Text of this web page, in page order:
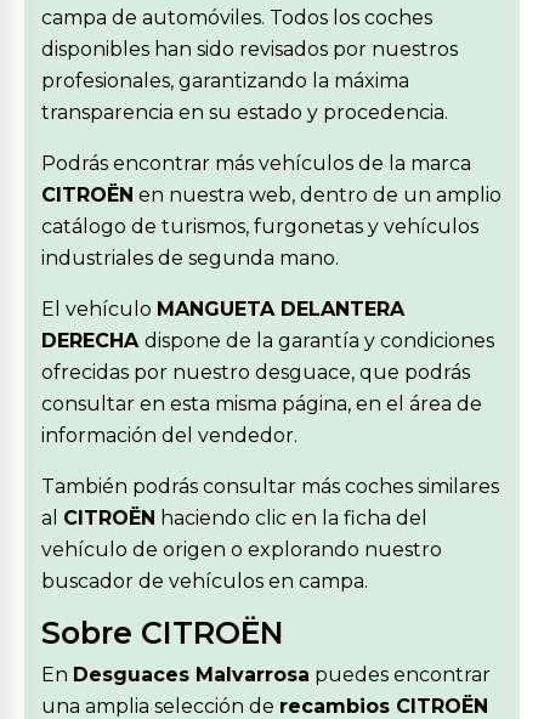
campa de automóviles. Todos los coches
disponibles han sido revisados por nuestros
profesionales, garantizando la máxima
transparencia en su estado y procedencia.
Podrás encontrar más vehículos de la marca
CITROËN en nuestra web, dentro de un amplio
catálogo de turismos, furgonetas y vehículos
industriales de segunda mano.
El vehículo MANGUETA DELANTERA
DERECHA dispone de la garantía y condiciones
ofrecidas por nuestro desguace, que podrás
consultar en esta misma página, en el área de
información del vendedor.
También podrás consultar más coches similares
al CITROËN haciendo clic en la ficha del
vehículo de origen o explorando nuestro
buscador de vehículos en campa.
Sobre CITROËN
En Desguaces Malvarrosa puedes encontrar
una amplia selección de recambios CITROËN